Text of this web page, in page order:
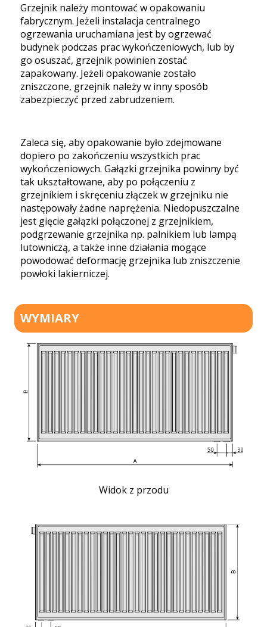
Grzejnik należy montować w opakowaniu
fabrycznym. Jeżeli instalacja centralnego
ogrzewania uruchamiana jest by ogrzewać
budynek podczas prac wykończeniowych, lub by
go osuszać, grzejnik powinien zostać
zapakowany. Jeżeli opakowanie zostało
zniszczone, grzejnik należy w inny sposób
zabezpieczyć przed zabrudzeniem.
Zaleca się, aby opakowanie było zdejmowane
dopiero po zakończeniu wszystkich prac
wykończeniowych. Gałązki grzejnika powinny być
tak ukształtowane, aby po połączeniu z
grzejnikiem i skręceniu złączek w grzejniku nie
następowały żadne naprężenia. Niedopuszczalne
jest gięcie gałązki połączonej z grzejnikiem,
podgrzewanie grzejnika np. palnikiem lub lampą
lutowniczą, a także inne działania mogące
powodować deformację grzejnika lub zniszczenie
powłoki lakierniczej.
WYMIARY
Widok z przodu